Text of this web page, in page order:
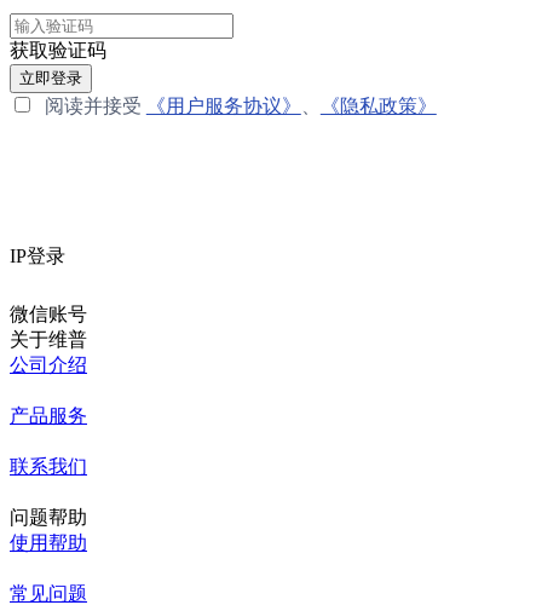
获取验证码
立即登录
阅读并接受 《用户服务协议》 《隐私政策》
IP登录
微信账号
关于维普
公司介绍
产品服务
联系我们
问题帮助
使用帮助
常见问题